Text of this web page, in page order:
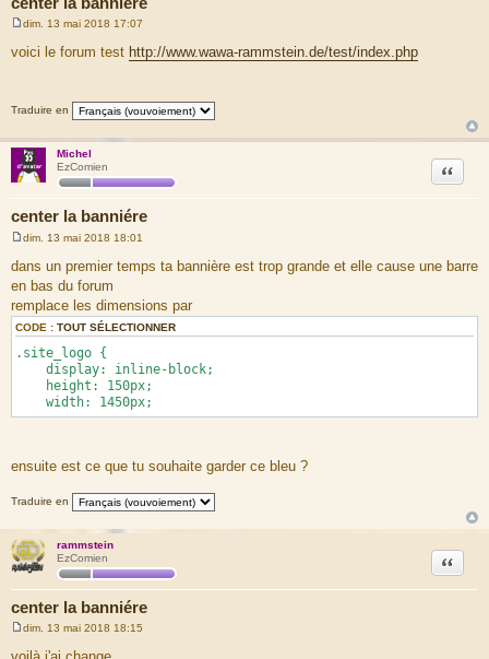
e
s
e
dim. 13 mai 2018 17:07
voici le forum test http://www.wawa-rammstein.de/test/index.php
Traduire en
Michel
EzComien
center la banniére
Citation
s
s
g
e
dim. 13 mai 2018 18:01
dans un premier temps ta bannière est trop grande et elle cause une barre
en bas du forum
remplace les dimensions par
CODE : TOUT SÉLECTIONNER
.site_logo {
display: inline-block;
height: 150px;
width: 1450px;
ensuite est ce que tu souhaite garder ce bleu ?
Traduire en
rammstein
EzComien
center la banniére
Citation
e
dim. 13 mai 2018 18:15